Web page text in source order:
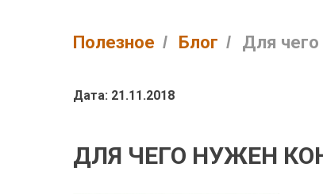
Полезное / Блог / Для чего
Дата: 21.11.2018
ДЛЯ ЧЕГО НУЖЕН